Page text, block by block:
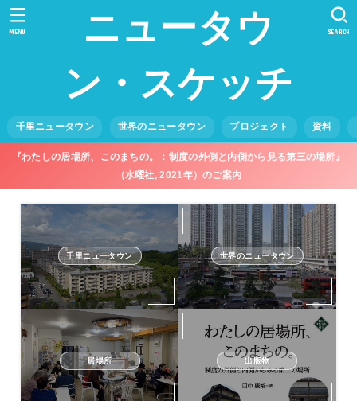
ニュータウ
ン・スケッチ
千里ニュータウン 世界のニュータウン プロジェクト 資料
SEARCH
MENU
『わたしの居場所、このまちの。：制度の外側と内側から見る第三の場所』
（水曜社, 2021年）のご案内
千里ニュータウン 世界のニュータウン
居場所 出版物